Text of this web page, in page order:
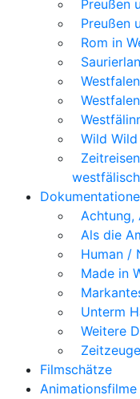
Preußen
Preußen
Rom in
Wild
Achtung,
Als die
Human /
Made in
Unterm
Weitere
Filmschätze
Animationsfilme